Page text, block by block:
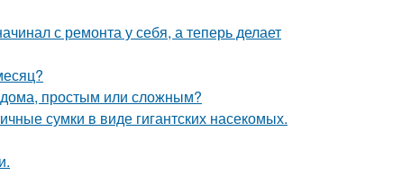
с ремонта у себя, а теперь делает
дома, простым или сложным?
сумки в виде гигантских насекомых.